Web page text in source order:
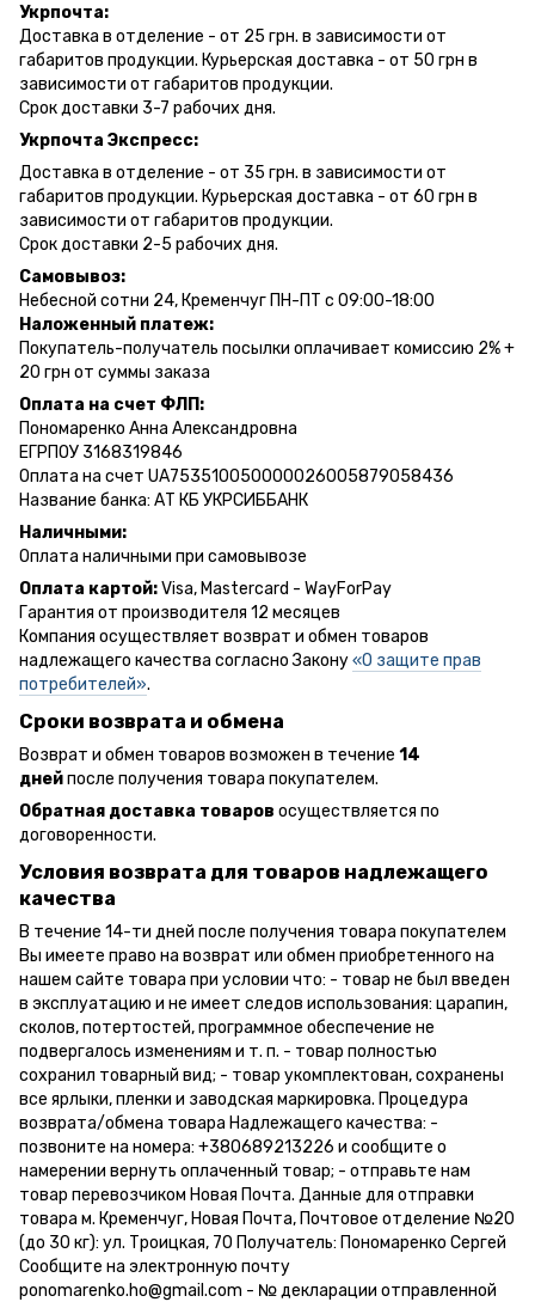
Укрпочта:
Доставка в отделение - от 25 грн. в зависимости от
габаритов продукции. Курьерская доставка - от 50 грн в
зависимости от габаритов продукции.
Срок доставки 3-7 рабочих дня.
Укрпочта Экспресс:
Доставка в отделение - от 35 грн. в зависимости от
габаритов продукции. Курьерская доставка - от 60 грн в
зависимости от габаритов продукции.
Срок доставки 2-5 рабочих дня.
Самовывоз:
Небесной сотни 24, Кременчуг ПН-ПТ с 09:00-18:00
Наложенный платеж:
Покупатель-получатель посылки оплачивает комиссию 2% +
20 грн от суммы заказа
Оплата на счет ФЛП:
Пономаренко Анна Александровна
ЕГРПОУ 3168319846
Оплата на счет UA753510050000026005879058436
Название банка: АТ КБ УКРСИББАНК
Наличными:
Оплата наличными при самовывозе
Оплата картой:Visa, Mastercard - WayForPay
Гарантия от производителя 12 месяцев
Компания осуществляет возврат и обмен товаров
надлежащего качества согласно Закону«О защите прав
потребителей».
Сроки возврата и обмена
Возврат и обмен товаров возможен в течение 14
днейпосле получения товара покупателем.
Обратная доставка товаров осуществляется по
договоренности.
Условия возврата для товаров надлежащего
качества
В течение 14-ти дней после получения товара покупателем
Вы имеете право на возврат или обмен приобретенного на
нашем сайте товара при условии что: - товар не был введен
в эксплуатацию и не имеет следов использования: царапин,
сколов, потертостей, программное обеспечение не
подвергалось изменениям и т. п. - товар полностью
сохранил товарный вид; - товар укомплектован, сохранены
все ярлыки, пленки и заводская маркировка. Процедура
возврата/обмена товара Надлежащего качества: -
позвоните на номера: +380689213226 и сообщите о
намерении вернуть оплаченный товар; - отправьте нам
товар перевозчиком Новая Почта. Данные для отправки
товара м. Кременчуг, Новая Почта, Почтовое отделение №20
(до 30 кг): ул. Троицкая, 70 Получатель: Пономаренко Сергей
Сообщите на электронную почту
ponomarenko.ho@gmail.com - № декларации отправленной